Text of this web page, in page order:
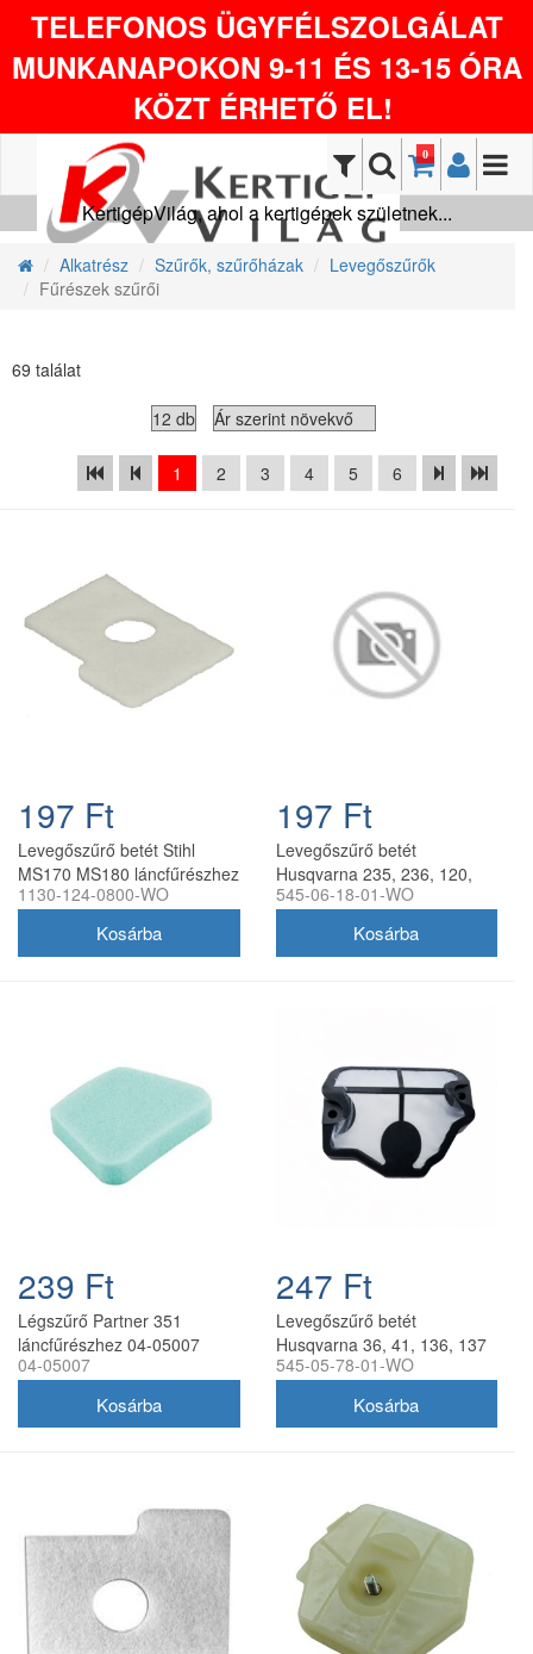
TELEFONOS ÜGYFÉLSZOLGÁLAT
MUNKANAPOKON 9-11 ÉS 13-15 ÓRA
KÖZT ÉRHETŐ EL!
0
KertigépVilág, ahol a kertigépek születnek...
Alkatrész Szűrők, szűrőházak
Levegőszűrők
Fűrészek szűrői
69 találat
1 2 3 4 5 6
197 Ft
Levegőszűrő betét Stihl
MS170 MS180 láncfűrészhez
utángyártott
1130-124-0800-WO
197 Ft
Levegőszűrő betét
Husqvarna 235, 236, 120,
240 láncfűrészhez
545-06-18-01-WO
239 Ft
Légszűrő Partner 351
láncfűrészhez 04-05007
04-05007
247 Ft
Levegőszűrő betét
Husqvarna 36, 41, 136, 137
láncfűrészhez utángyártott
545-05-78-01-WO